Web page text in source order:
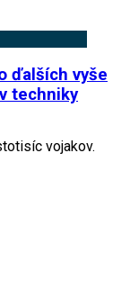
ďalších vyše
techniky
vojakov.